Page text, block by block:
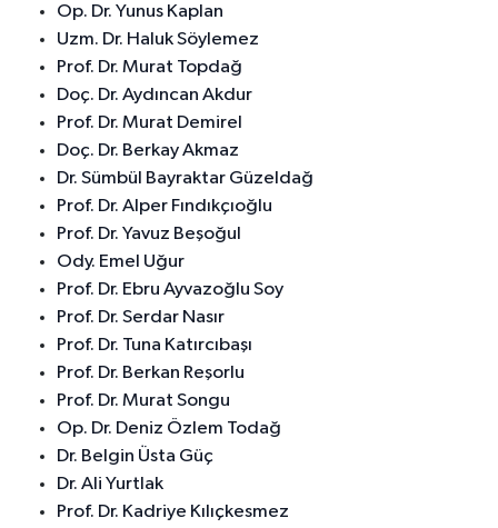
Op. Dr. Yunus Kaplan
Uzm. Dr. Haluk Söylemez
Prof. Dr. Murat Topdağ
Doç. Dr. Aydıncan Akdur
Prof. Dr. Murat Demirel
Doç. Dr. Berkay Akmaz
Dr. Sümbül Bayraktar Güzeldağ
Prof. Dr. Alper Fındıkçıoğlu
Prof. Dr. Yavuz Beşoğul
Ody. Emel Uğur
Prof. Dr. Ebru Ayvazoğlu Soy
Prof. Dr. Serdar Nasır
Prof. Dr. Tuna Katırcıbaşı
Prof. Dr. Berkan Reşorlu
Prof. Dr. Murat Songu
Op. Dr. Deniz Özlem Todağ
Dr. Belgin Üsta Güç
Dr. Ali Yurtlak
Prof. Dr. Kadriye Kılıçkesmez